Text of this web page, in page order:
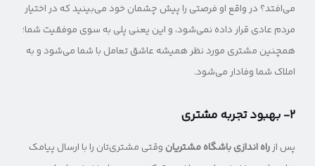
می‌افتد؟ در واقع او فرصتی را پیش چشمان خود می‌بینید که در اختیار
مردم عادی قرار داده نمی‌شود، و این یعنی پلی به سوی موفقیت شما؛
همچنین مشتری مورد نظر همیشه عاشق تعامل با شما می‌شود و به
املاک شما وفادار می‌شود.
۲- بهبود تجربه مشتری
پس ازراه اندازی باشگاه مشتریان وقتی مشتری‌تان را با ارسال پیامک